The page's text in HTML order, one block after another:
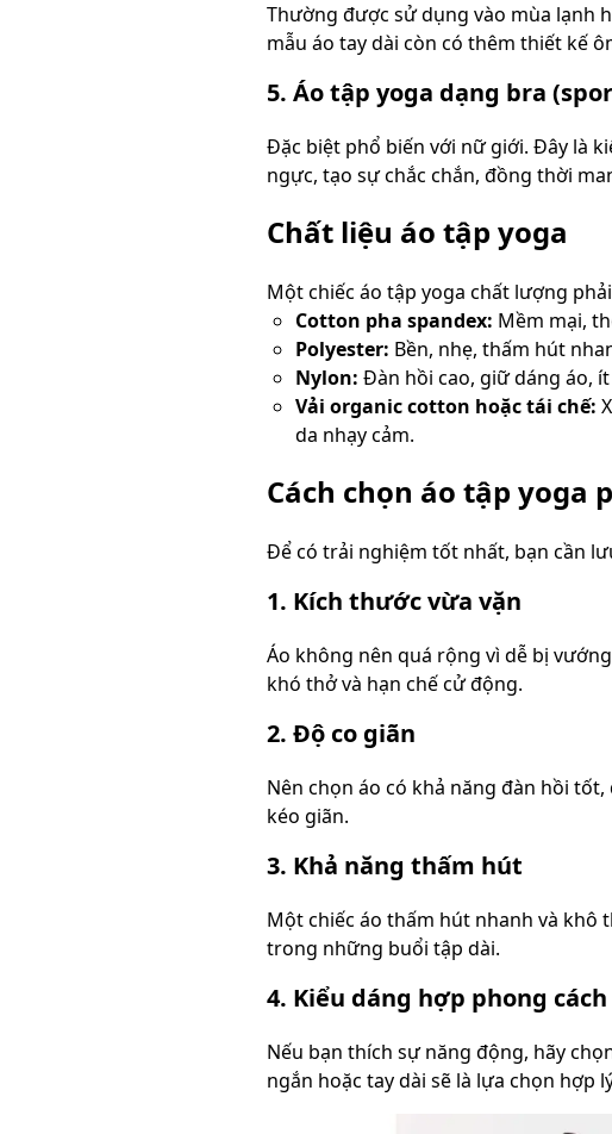
Thường được sử dụng vào mùa lạnh
mẫu áo tay dài còn có thêm thiết kế
5. Áo tập yoga dạng bra
Đặc biệt phổ biến với nữ giới. Đây là
ngực, tạo sự chắc chắn, đồng thời
Chất liệu áo tập yoga
Một chiếc áo tập yoga chất lượng
Cotton pha spandex: Mềm mại,
Polyester: Bền, nhẹ, thấm hút
Nylon: Đàn hồi cao, giữ dáng áo,
Vải organic cotton hoặc tái chế:
da nhạy cảm.
Cách chọn áo tập yoga
Để có trải nghiệm tốt nhất, bạn cần
1. Kích thước vừa vặn
Áo không nên quá rộng vì dễ bị
khó thở và hạn chế cử động.
2. Độ co giãn
Nên chọn áo có khả năng đàn hồi
kéo giãn.
3. Khả năng thấm hút
Một chiếc áo thấm hút nhanh và khô
trong những buổi tập dài.
4. Kiểu dáng hợp phong cách
Nếu bạn thích sự năng động, hãy
ngắn hoặc tay dài sẽ là lựa chọn hợp